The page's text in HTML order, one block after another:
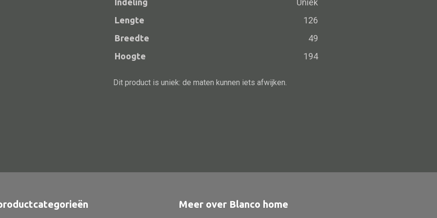
Indeling Uniek
Lengte 126
Breedte 49
Hoogte 194
Dit product is uniek: de maten kunnen iets afwijken.
Meer over Blanco home